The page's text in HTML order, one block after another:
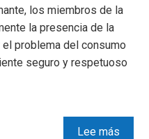
los miembros de la
la presencia de la
problema del consumo
seguro y respetuoso
Lee más